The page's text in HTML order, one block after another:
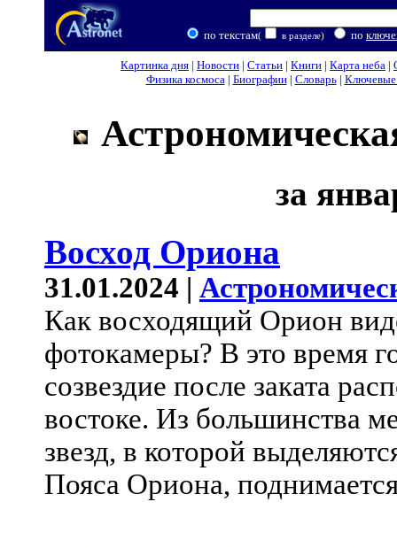
по текстам( в разделе) по
Картинка дня | Новости | Статьи | Книги | Карта неба |
Физика космоса| Биографии| Словарь| Ключевые
за
Восход Ориона
31.01.2024 |
Как восходящий Орион
фотокамеры? В это время
созвездие после заката
востоке. Из большинства
звезд, в которой
Пояса Ориона,